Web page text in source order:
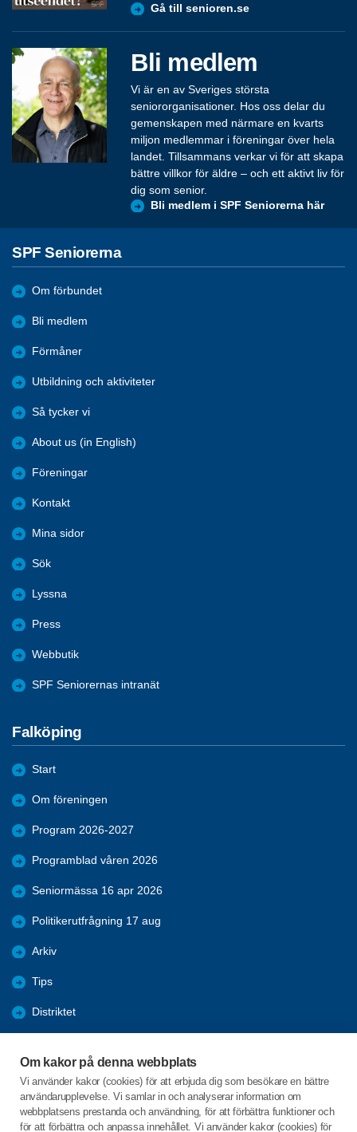
Om kakor på denna webbplats
Vi använder kakor (cookies) för att erbjuda dig som besökare en bättre
användarupplevelse. Vi samlar in och analyserar information om
webbplatsens prestanda och användning, för att förbättra funktioner och
för att förbättra och anpassa innehållet. Vi använder kakor (cookies) för
Gå till senioren.se
Bli medlem
Vi är en av Sveriges största
seniororganisationer. Hos oss delar du
gemenskapen med närmare en kvarts
miljon medlemmar i föreningar över hela
landet. Tillsammans verkar vi för att skapa
bättre villkor för äldre – och ett aktivt liv för
dig som senior.
Bli medlem i SPF Seniorerna här
SPF Seniorerna
Om förbundet
Bli medlem
Förmåner
Utbildning och aktiviteter
Så tycker vi
About us (in English)
Föreningar
Kontakt
Mina sidor
Sök
Lyssna
Press
Webbutik
SPF Seniorernas intranät
Falköping
Start
Om föreningen
Program 2026-2027
Programblad våren 2026
Seniormässa 16 apr 2026
Politikerutfrågning 17 aug
Arkiv
Tips
Distriktet
Bli medlem
Nyheter